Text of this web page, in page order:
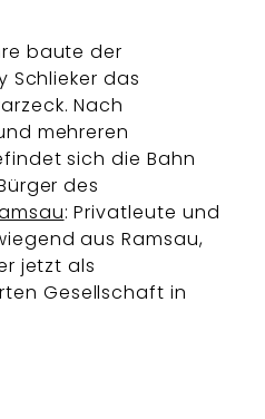
baute der
Schlieker das
Nach
mehreren
sich die Bahn
des
: Privatleute und
aus Ramsau,
jetzt als
Gesellschaft in